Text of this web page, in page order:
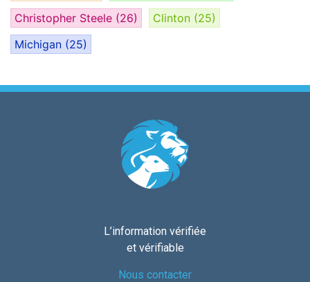
Christopher Steele (26) Clinton (25)
Michigan (25)
L’information vérifiée
et vérifiable
Nous contacter